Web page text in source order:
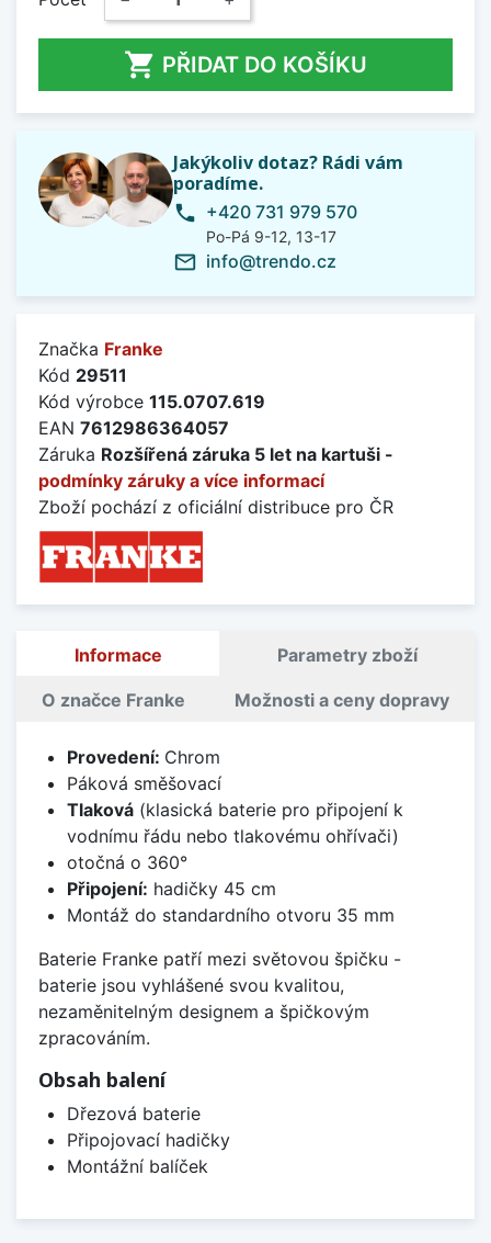
 PŘIDAT DO KOŠÍKU
Jakýkoliv dotaz? Rádi vám
poradíme.
phone +420 731 979 570
Po-Pá 9-12, 13-17
mail_outline info@trendo.cz
Značka Franke
Kód 29511
Kód výrobce 115.0707.619
EAN 7612986364057
Záruka Rozšířená záruka 5 let na kartuši -
podmínky záruky a více informací
Zboží pochází z oficiální distribuce pro ČR
Informace Parametry zboží
O značce Franke Možnosti a ceny dopravy
Provedení: Chrom
Páková směšovací
Tlaková(klasická baterie pro připojení k
vodnímu řádu nebo tlakovému ohřívači)
otočná o 360°
Připojení: hadičky 45 cm
Montáž do standardního otvoru 35 mm
Baterie Franke patří mezi světovou špičku -
baterie jsou vyhlášené svou kvalitou,
nezaměnitelným designem a špičkovým
zpracováním.
Obsah balení
Dřezová baterie
Připojovací hadičky
Montážní balíček